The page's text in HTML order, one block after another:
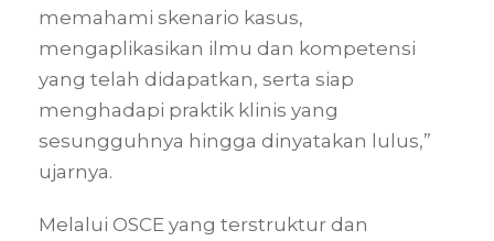
memahami skenario kasus,
mengaplikasikan ilmu dan kompetensi
yang telah didapatkan, serta siap
menghadapi praktik klinis yang
sesungguhnya hingga dinyatakan lulus,”
ujarnya.
Melalui OSCE yang terstruktur dan